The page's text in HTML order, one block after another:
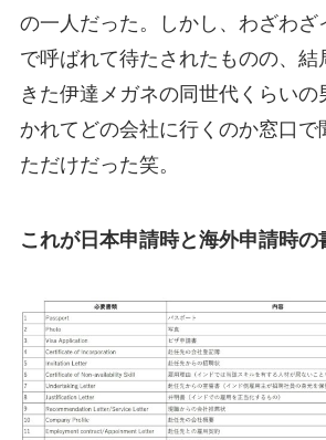
の一人だった。しかし、わざわざ
で呼ばれて待たされたものの、結
きた伊達メガネの同世代くらいの
かれてどの会社に行くのか窓口で
ただけだった笑。
これが日本申請時と海外申請時の